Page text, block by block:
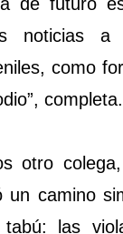
noticias a
como
completa.
otro
un camino
las